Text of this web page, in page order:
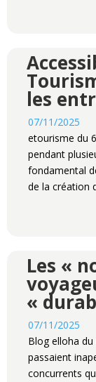
les
07/11/2025
etourisme du
pendant
fondamental
de la création
Les «
«
07/11/2025
Blog elloha
passaient
concurrents